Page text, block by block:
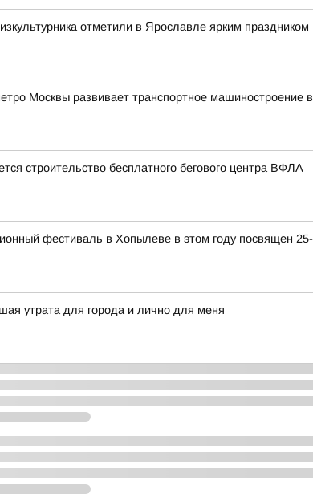
отметили в Ярославле ярким праздником
Москвы развивает транспортное машиностроение в
строительство бесплатного бегового центра ВФЛА
фестиваль в Хопылеве в этом году посвящен
утрата для города и лично для меня